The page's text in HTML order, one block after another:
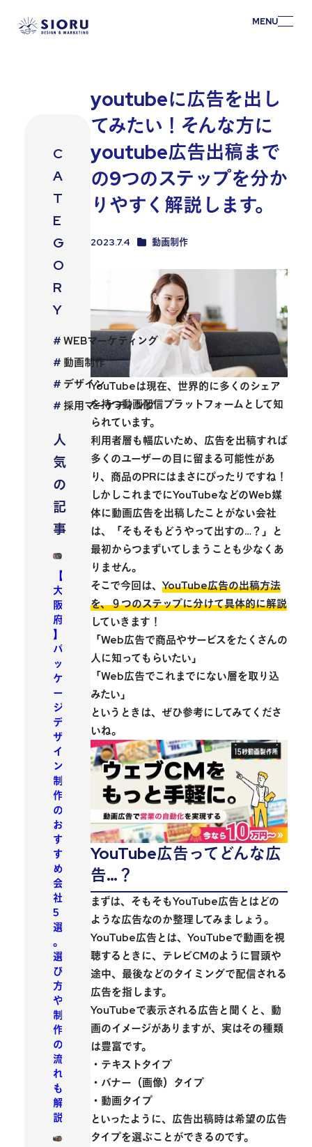
MENU
youtubeに広告を出し
てみたい！そんな方に
youtube広告出稿まで
の9つのステップを分か
りやすく解説します。
投稿日
2023.7.4 カテゴリー【マーケティングコラム】
動画制作
YouTubeは現在、世界的に多くのシェア
を持つ動画配信プラットフォームとして知
られています。
利用者層も幅広いため、広告を出稿すれば
多くのユーザーの目に留まる可能性があ
り、商品のPRにはまさにぴったりですね！
しかしこれまでにYouTubeなどのWeb媒
体に動画広告を出稿したことがない会社
は、「そもそもどうやって出すの…？」と
最初からつまずいてしまうことも少なくあ
りません。
そこで今回は、 YouTube広告の出稿方法
を、９つのステップに分けて具体的に解説
していきます！
「Web広告で商品やサービスをたくさんの
人に知ってもらいたい」
「Web広告でこれまでにない層を取り込
みたい」
というときは、ぜひ参考にしてみてくださ
いね。
YouTube広告ってどんな広
告…？
まずは、そもそもYouTube広告とはどの
ような広告なのか整理してみましょう。
YouTube広告とは、YouTubeで動画を視
聴するときに、テレビCMのように冒頭や
途中、最後などのタイミングで配信される
広告を指します。
YouTubeで表示される広告と聞くと、動
画のイメージがありますが、実はその種類
は豊富です。
・テキストタイプ
・バナー（画像）タイプ
・動画タイプ
といったように、広告出稿時は希望の広告
タイプを選ぶことができるのです。
C
A
T
E
G
O
R
Y
WEBマーケティング
動画制作
デザイン
採用マーケティング
人
気
の
記
事
【
大
阪
府
】
パ
ッ
ケ
ー
ジ
デ
ザ
イ
ン
制
作
の
お
す
す
め
会
社
5
選
。
選
び
方
や
制
作
の
流
れ
も
解
説